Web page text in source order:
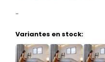
-
Variantes en stock: